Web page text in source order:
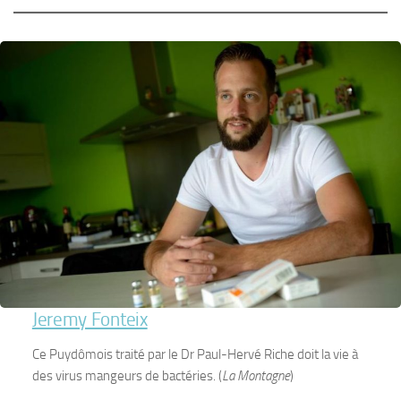
Jeremy Fonteix
Ce Puydômois traité par le Dr Paul-Hervé Riche doit la vie à
des virus mangeurs de bactéries. (La Montagne)